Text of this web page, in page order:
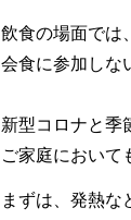
飲食の場面では
会食に参加しな
新型コロナと季
ご家庭において
まずは、発熱な